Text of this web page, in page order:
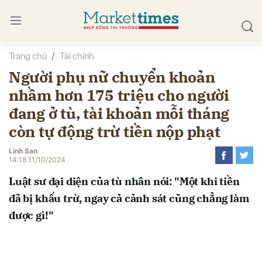
Trang chủ Tài chính
Người phụ nữ chuyển khoản
nhầm hơn 175 triệu cho người
đang ở tù, tài khoản mỗi tháng
còn tự động trừ tiền nộp phạt
Linh San
14:18 11/10/2024
Luật sư đại diện của tù nhân nói: "Một khi tiền
đã bị khấu trừ, ngay cả cảnh sát cũng chẳng làm
được gì!"
luận